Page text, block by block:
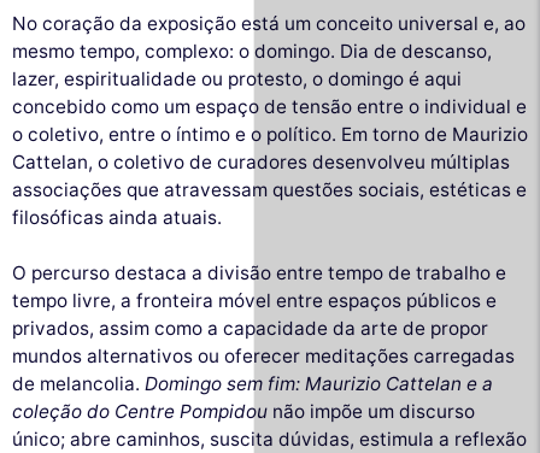
No coração da exposição está um conceito universal e, ao
mesmo tempo, complexo: o domingo. Dia de descanso,
lazer, espiritualidade ou protesto, o domingo é aqui
concebido como um espaço de tensão entre o individual e
o coletivo, entre o íntimo e o político. Em torno de Maurizio
Cattelan, o coletivo de curadores desenvolveu múltiplas
associações que atravessam questões sociais, estéticas e
filosóficas ainda atuais.
O percurso destaca a divisão entre tempo de trabalho e
tempo livre, a fronteira móvel entre espaços públicos e
privados, assim como a capacidade da arte de propor
mundos alternativos ou oferecer meditações carregadas
de melancolia. Domingo sem fim: Maurizio Cattelan e a
coleção do Centre Pompidou não impõe um discurso
único; abre caminhos, suscita dúvidas, estimula a reflexão